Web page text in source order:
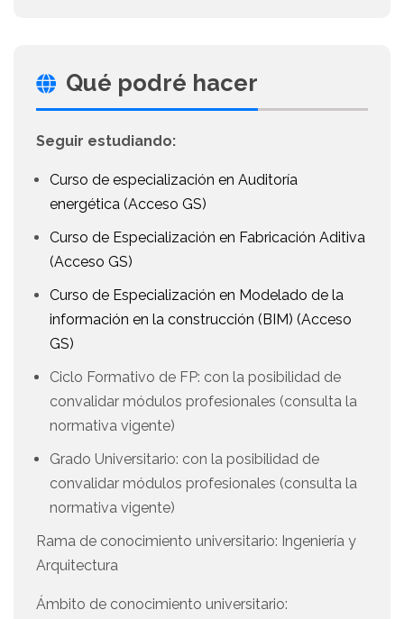
Qué podré hacer
Seguir estudiando:
Curso de especialización en Auditoría
energética (Acceso GS)
Curso de Especialización en Fabricación Aditiva
(Acceso GS)
Curso de Especialización en Modelado de la
información en la construcción (BIM) (Acceso
GS)
Ciclo Formativo de FP: con la posibilidad de
convalidar módulos profesionales (consulta la
normativa vigente)
Grado Universitario: con la posibilidad de
convalidar módulos profesionales (consulta la
normativa vigente)
Rama de conocimiento universitario: Ingeniería y
Arquitectura
Ámbito de conocimiento universitario: